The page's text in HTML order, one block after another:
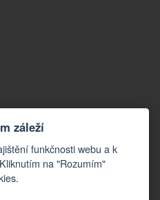
záleží
funkčnosti webu a k
na "Rozumím"